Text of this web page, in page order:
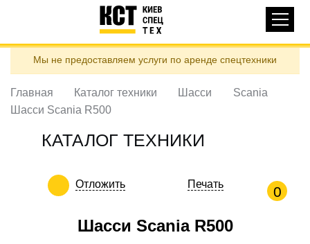
содержанию
навигация
КАТАЛОГ ТЕХНИКИ
ДОСТАВКА И ОПЛАТА
О НАС
КОНТАКТЫ
Мы не предоставляем услуги по аренде спецтехники
Главная Каталог техники Шасси
Scania
Шасси Scania R500
КАТАЛОГ ТЕХНИКИ
Отложить Печать 0
Шасси Scania R500